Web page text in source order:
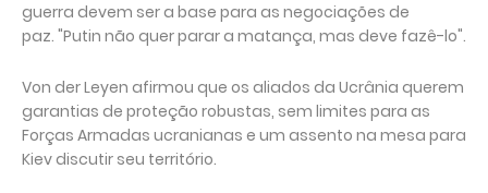
guerra devem ser a base para as negociações de
paz. "Putin não quer parar a matança, mas deve fazê-lo".
Von der Leyen afirmou que os aliados da Ucrânia querem
garantias de proteção robustas, sem limites para as
Forças Armadas ucranianas e um assento na mesa para
Kiev discutir seu território.